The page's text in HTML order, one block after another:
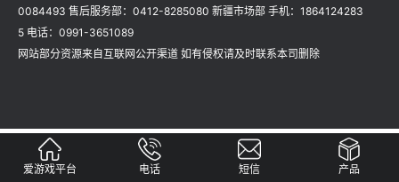
0084493 售后服务部：0412-8285080 新疆市场部 手机：1864124283
5 电话：0991-3651089
网站部分资源来自互联网公开渠道 如有侵权请及时联系本司删除
爱游戏平台 电话 短信 产品